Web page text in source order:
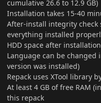
cumulative 26.6 to 12.9 GB)
Installation takes 15-40
After-install integrity check
everything installed
HDD space after
Language can be changed
version was installed)
Repack uses XTool library
At least 4 GB of free RAM
this repack